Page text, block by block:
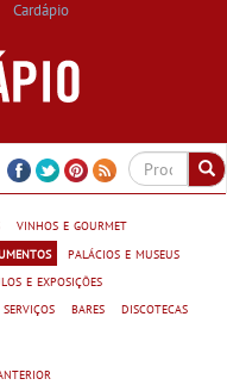
Cardápio
vinhos e gourmet
palácios e museus
e exposições
serviços bares
discotecas